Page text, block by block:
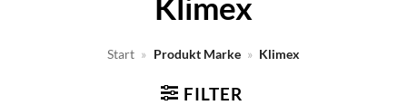
Klimex
Start » Produkt Marke » Klimex
FILTER